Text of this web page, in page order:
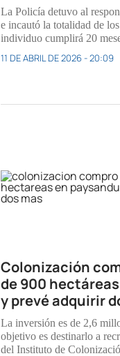
La Policía detuvo al
e incautó la totalidad de
individuo cumplirá 20
11 DE ABRIL DE 2026 - 20:09
Colonización
de 900
y prevé adquirir
La inversión es de 2,6
objetivo es destinarlo a
del Instituto de